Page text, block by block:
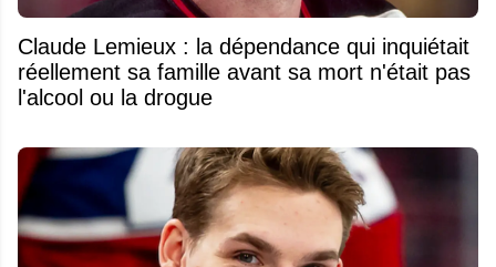
Claude Lemieux : la dépendance qui inquiétait
réellement sa famille avant sa mort n'était pas
l'alcool ou la drogue